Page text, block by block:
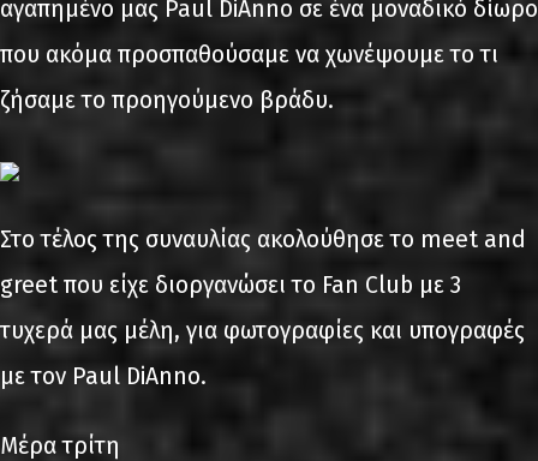
αγαπημένο μας Paul DiAnno σε ένα μοναδικό δίωρο
που ακόμα προσπαθούσαμε να χωνέψουμε το τι
ζήσαμε το προηγούμενο βράδυ.
Στο τέλος της συναυλίας ακολούθησε το meet and
greet που είχε διοργανώσει το Fan Club με 3
τυχερά μας μέλη, για φωτογραφίες και υπογραφές
με τον Paul DiAnno.
Μέρα τρίτη